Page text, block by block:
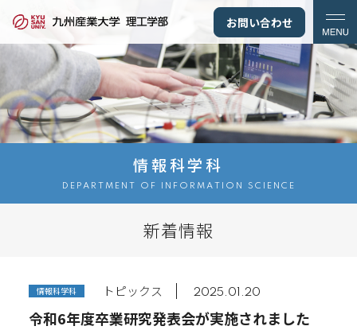
お問い合わせ
情報科学科
DEPARTMENT OF INFORMATION SCIENCE
新着情報
情報科学科 トピックス 2025.01.20
令和6年度卒業研究発表会が実施されました